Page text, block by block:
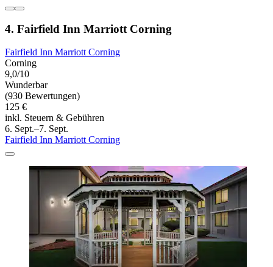
4. Fairfield Inn Marriott Corning
Fairfield Inn Marriott Corning
Corning
9,0/10
Wunderbar
(930 Bewertungen)
125 €
inkl. Steuern & Gebühren
6. Sept.–7. Sept.
Fairfield Inn Marriott Corning